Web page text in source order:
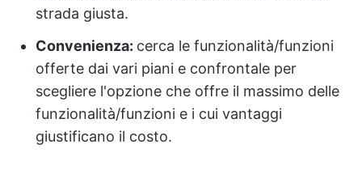
strada giusta.
Convenienza: cerca le funzionalità/funzioni
offerte dai vari piani e confrontale per
scegliere l'opzione che offre il massimo delle
funzionalità/funzioni e i cui vantaggi
giustificano il costo.